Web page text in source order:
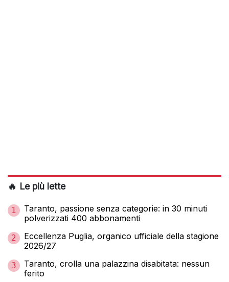
🔥 Le più lette
1
Taranto, passione senza categorie: in 30 minuti
polverizzati 400 abbonamenti
2
Eccellenza Puglia, organico ufficiale della stagione
2026/27
3
Taranto, crolla una palazzina disabitata: nessun
ferito